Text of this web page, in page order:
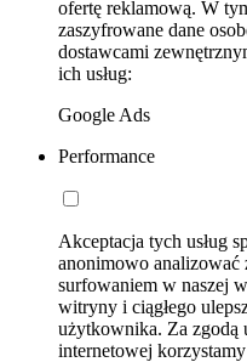
ofertę reklamową. W
zaszyfrowane dane
dostawcami
ich usług:
Google Ads
Performance
Akceptacja tych usług
anonimowo analizować
surfowaniem w naszej
witryny i ciągłego
użytkownika. Za zgodą
internetowej